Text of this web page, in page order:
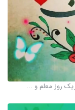
روز معلم و ...